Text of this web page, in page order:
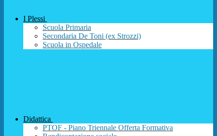
I Plessi
Scuola Primaria
Secondaria De Toni (ex Strozzi)
Scuola in Ospedale
Didattica
PTOF - Piano Triennale Offerta Formativa